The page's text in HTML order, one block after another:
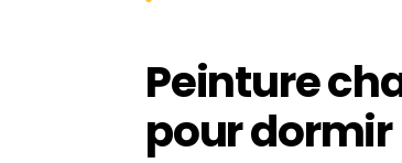
Peinture
pour dormir